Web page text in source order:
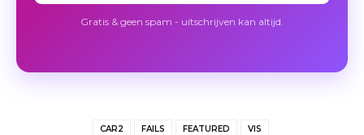
Gratis & geen spam - uitschrijven kan altijd.
CAR2 FAILS FEATURED VIS